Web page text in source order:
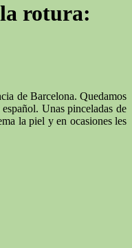
rotura:
de Barcelona. Quedamos
Unas pinceladas de
la piel y en ocasiones les